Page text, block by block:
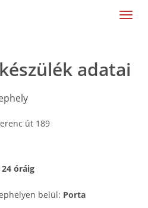
adatai
út 189
óráig
belül: Porta